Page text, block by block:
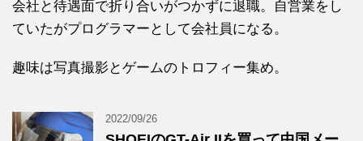
会社と待遇面で折り合いがつかずに退職。自営業をし
ていたがプログラマーとして会社員になる。
趣味は写真撮影とゲームのトロフィー集め。
2022/09/26